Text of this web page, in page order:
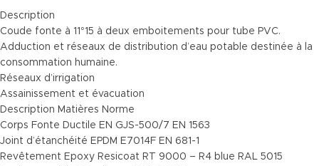
Description
Coude fonte à 11°15 à deux emboitements pour tube PVC.
Adduction et réseaux de distribution d’eau potable destinée à la
consommation humaine.
Réseaux d’irrigation
Assainissement et évacuation
Description Matières Norme
Corps Fonte Ductile EN GJS-500/7 EN 1563
Joint d’étanchéité EPDM E7014F EN 681-1
Revêtement Epoxy Resicoat RT 9000 – R4 blue RAL 5015